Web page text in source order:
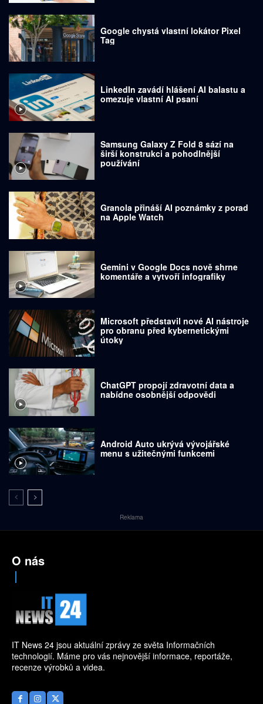
Google chystá vlastní lokátor Pixel
Tag
LinkedIn zavádí hlášení AI balastu a
omezuje vlastní AI psaní
Samsung Galaxy Z Fold 8 sází na
širší konstrukci a pohodlnější
používání
Granola přináší AI poznámky z porad
na Apple Watch
Gemini v Google Docs nově shrne
komentáře a vytvoří infografiky
Microsoft představil nové AI nástroje
pro obranu před kybernetickými
útoky
ChatGPT propojí zdravotní data a
nabídne osobnější odpovědi
Android Auto ukrývá vývojářské
menu s užitečnými funkcemi
Reklama
O nás
IT News 24 jsou aktuální zprávy ze světa Informačních
technologií. Máme pro vás nejnovější informace, reportáže,
recenze výrobků a videa.